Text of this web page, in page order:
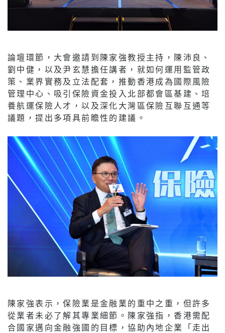
論壇環節，大會邀請到陳家強教授主持，陳沛良、
劉中健，以及尹玄慧擔任講者，就如何運用監管政
策、業界實務及立法配套，推動香港成為國際風險
管理中心、吸引保險資金投入北部都會區基建、培
養航運保險人才，以及深化大灣區保險互聯互通等
議題，提出多項具前瞻性的建議。
陳家強表示，保險業是金融業的重中之重，但許多
從業者未必了解其專業細節。陳家強指，香港需配
合國家邁向金融強國的目標，協助內地企業「走出